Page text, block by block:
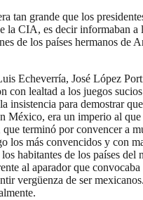
tan grande que los
la CIA, es decir informaban a
de los países hermanos de
Echeverría, José López
con lealtad a los juegos
insistencia para demostrar
México, era un imperio al que
que terminó por convencer a
los más convencidos y con
habitantes de los países del
al aparador que convocaba
vergüenza de ser